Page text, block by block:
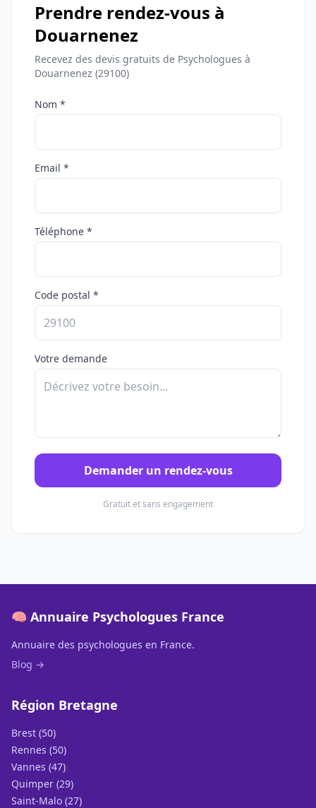
Prendre rendez-vous à
Douarnenez
Recevez des devis gratuits de Psychologues à
Douarnenez (29100)
Nom *
Email *
Téléphone *
Code postal *
Votre demande
Demander un rendez-vous
Gratuit et sans engagement
🧠 Annuaire Psychologues France
Annuaire des psychologues en France.
Blog →
Région Bretagne
Brest (50)
Rennes (50)
Vannes (47)
Quimper (29)
Saint-Malo (27)